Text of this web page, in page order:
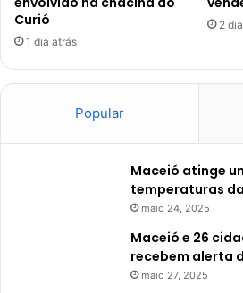
Curió
1 dia atrás
2
Popular
Maceió atinge
temperaturas
maio 24, 2025
Maceió e 26
recebem alerta
maio 27, 2025